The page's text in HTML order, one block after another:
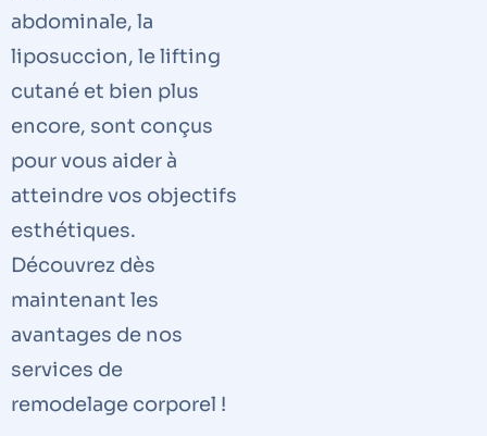
abdominale, la
liposuccion, le lifting
cutané et bien plus
encore, sont conçus
pour vous aider à
atteindre vos objectifs
esthétiques.
Découvrez dès
maintenant les
avantages de nos
services de
remodelage corporel !